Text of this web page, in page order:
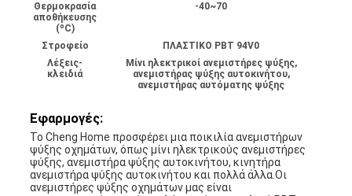
Θερμοκρασία
αποθήκευσης
(ºC)
-40~70
Στροφείο
ΠΛΑΣΤΙΚΟ PBT 94V0
Λέξεις-
κλειδιά
Μίνι ηλεκτρικοί ανεμιστήρες ψύξης,
ανεμιστήρας ψύξης αυτοκινήτου,
ανεμιστήρας αυτόματης ψύξης
Εφαρμογές:
Το Cheng Home προσφέρει μια ποικιλία ανεμιστήρων
ψύξης οχημάτων, όπως μίνι ηλεκτρικούς ανεμιστήρες
ψύξης, ανεμιστήρα ψύξης αυτοκινήτου, κινητήρα
ανεμιστήρα ψύξης αυτοκινήτου και πολλά άλλα.Οι
ανεμιστήρες ψύξης οχημάτων μας είναι